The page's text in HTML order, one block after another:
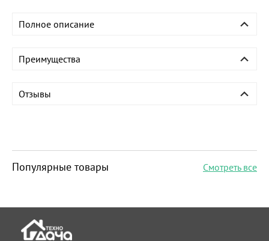
Полное описание
Преимущества
Отзывы
Популярные товары Смотреть все